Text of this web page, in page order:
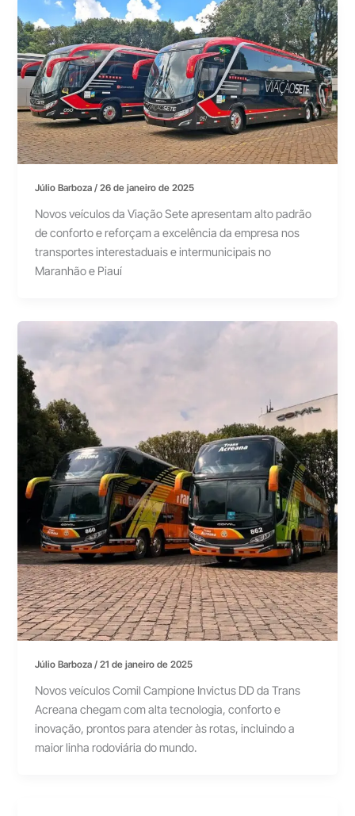
Júlio Barboza/26 de janeiro de 2025
Novos veículos da Viação Sete apresentam alto padrão
de conforto e reforçam a excelência da empresa nos
transportes interestaduais e intermunicipais no
Maranhão e Piauí
Júlio Barboza/21 de janeiro de 2025
Novos veículos Comil Campione Invictus DD da Trans
Acreana chegam com alta tecnologia, conforto e
inovação, prontos para atender às rotas, incluindo a
maior linha rodoviária do mundo.